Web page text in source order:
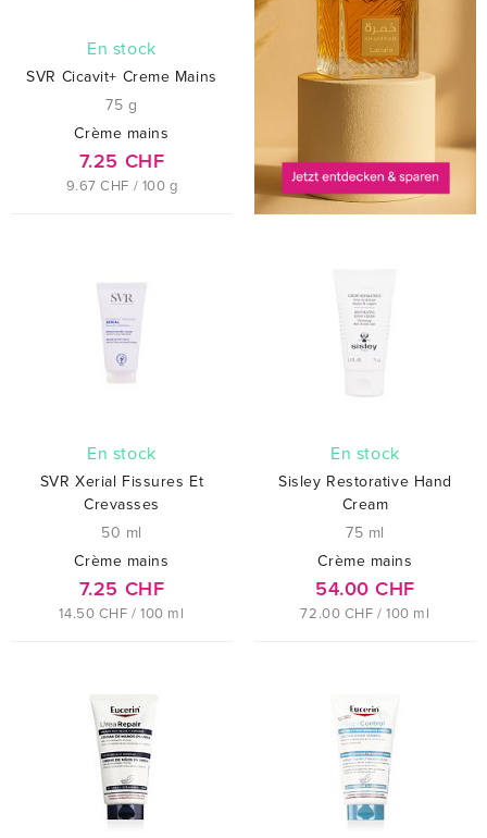
En stock
SVR Cicavit+ Creme Mains
75 g
Crème mains
7.25 CHF
9.67 CHF / 100 g
En stock
SVR Xerial Fissures Et
Crevasses
50 ml
Crème mains
7.25 CHF
14.50 CHF / 100 ml
En stock
Sisley Restorative Hand
Cream
75 ml
Crème mains
54.00 CHF
72.00 CHF / 100 ml